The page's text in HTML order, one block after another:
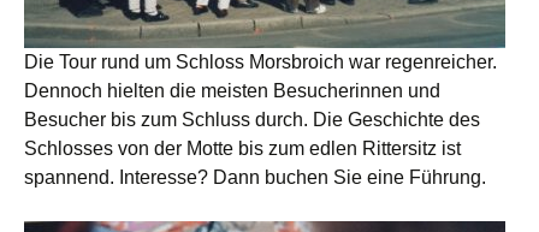
Die Tour rund um Schloss Morsbroich war regenreicher.
Dennoch hielten die meisten Besucherinnen und
Besucher bis zum Schluss durch. Die Geschichte des
Schlosses von der Motte bis zum edlen Rittersitz ist
spannend. Interesse? Dann buchen Sie eine Führung.